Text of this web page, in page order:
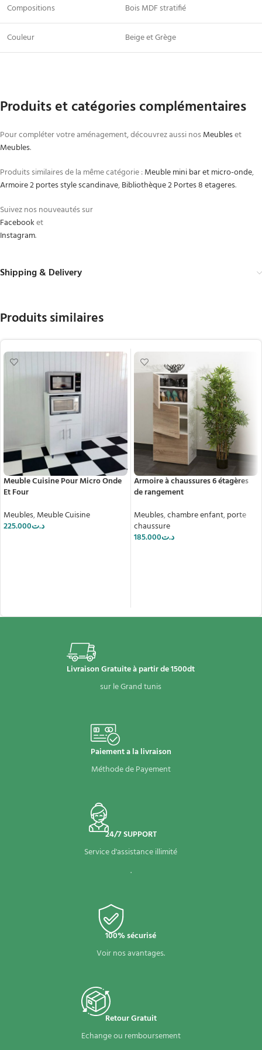
Compositions Bois MDF stratifié
Couleur Beige et Grège
Produits et catégories complémentaires
Pour compléter votre aménagement, découvrez aussi nosMeubleset
Meubles.
Produits similaires de la même catégorie :Meuble mini bar et micro-onde,
Armoire 2 portes style scandinave,Bibliothèque 2 Portes 8 etageres.
Suivez nos nouveautés sur
Facebooket
Instagram.
Shipping & Delivery
Produits similaires
Meuble Cuisine Pour Micro Onde
Et Four
Meubles,Meuble Cuisine
د.ت225.000
Armoire à chaussures 6 étagères
de rangement
Meubles,chambre enfant,porte
chaussure
د.ت185.000
Livraison Gratuite à partir de 1500dt
sur le Grand tunis
Paiement a la livraison
Méthode de Payement
24/7 SUPPORT
Service d'assistance illimité
.
100% sécurisé
Voir nos avantages.
Retour Gratuit
Echange ou remboursement